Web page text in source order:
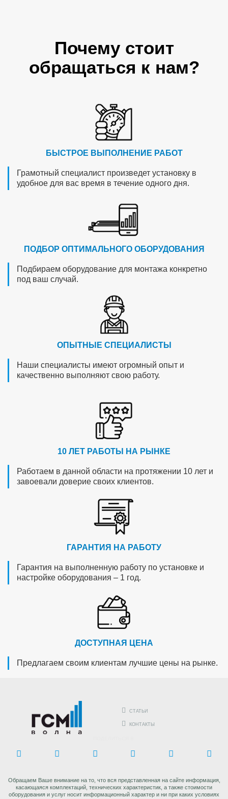
Почему стоит
обращаться к нам?
БЫСТРОЕ ВЫПОЛНЕНИЕ РАБОТ
Грамотный специалист произведет установку в
удобное для вас время в течение одного дня.
ПОДБОР ОПТИМАЛЬНОГО ОБОРУДОВАНИЯ
Подбираем оборудование для монтажа конкретно
под ваш случай.
ОПЫТНЫЕ СПЕЦИАЛИСТЫ
Наши специалисты имеют огромный опыт и
качественно выполняют свою работу.
10 ЛЕТ РАБОТЫ НА РЫНКЕ
Работаем в данной области на протяжении 10 лет и
завоевали доверие своих клиентов.
ГАРАНТИЯ НА РАБОТУ
Гарантия на выполненную работу по установке и
настройке оборудования – 1 год.
ДОСТУПНАЯ ЦЕНА
Предлагаем своим клиентам лучшие цены на рынке.
СТАТЬИ
КОНТАКТЫ
Обращаем Ваше внимание на то, что вся представленная на сайте информация,
касающаяся комплектаций, технических характеристик, а также стоимости
оборудования и услуг носит информационный характер и ни при каких условиях